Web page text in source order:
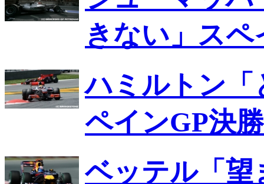
きない」スペ
ハミルトン「
ペインGP決勝
ベッテル「望